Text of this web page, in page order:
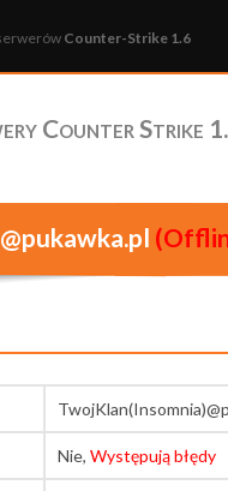
Counter-Strike 1.6
Counter Strike
Nie, Występują błędy